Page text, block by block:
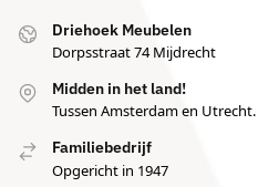
Driehoek Meubelen
Dorpsstraat 74 Mijdrecht
Midden in het land!
Tussen Amsterdam en Utrecht.
Familiebedrijf
Opgericht in 1947